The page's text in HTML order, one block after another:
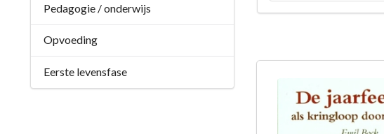
Pedagogie / onderwijs
Opvoeding
Eerste levensfase